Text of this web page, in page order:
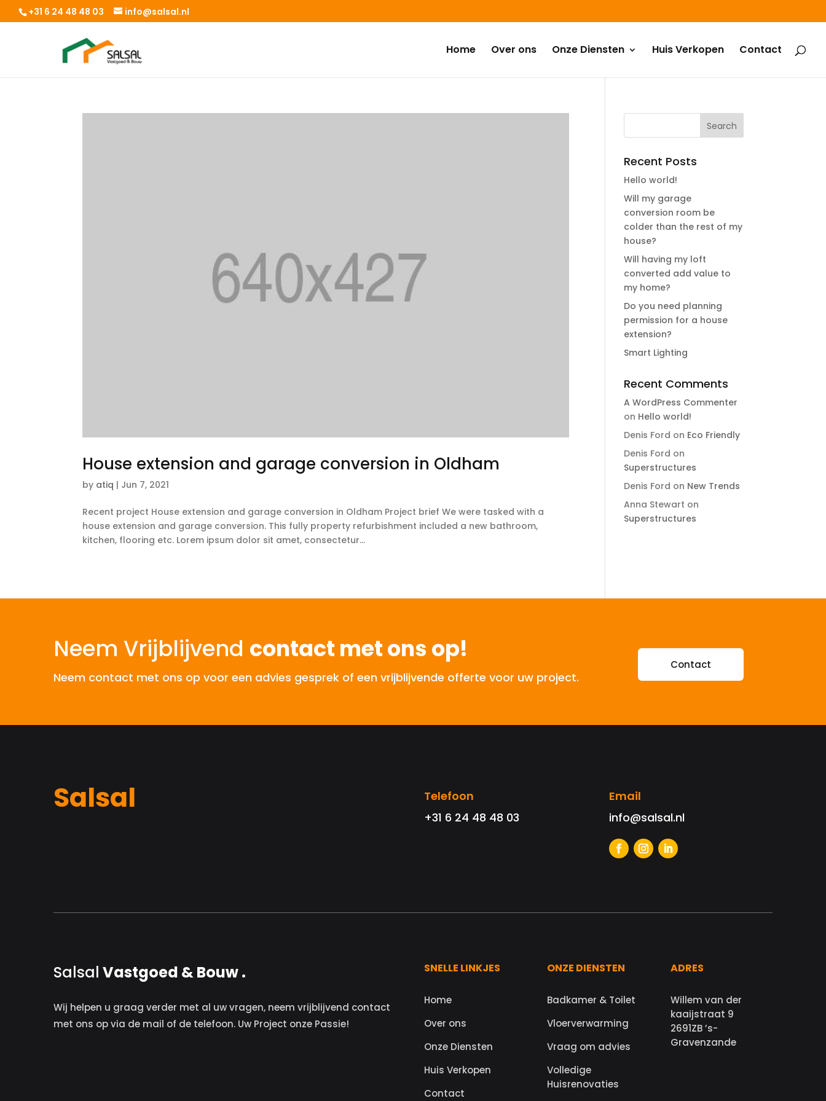
+31 6 24 48 48 03 info@salsal.nl
Home Over ons Onze Diensten Huis Verkopen Contact
House extension and garage conversion in Oldham
by atiq | Jun 7, 2021
Recent project House extension and garage conversion in Oldham Project brief We were tasked with a
house extension and garage conversion. This fully property refurbishment included a new bathroom,
kitchen, flooring etc. Lorem ipsum dolor sit amet, consectetur...
Recent Posts
Hello world!
Will my garage
conversion room be
colder than the rest of my
house?
Will having my loft
converted add value to
my home?
Do you need planning
permission for a house
extension?
Smart Lighting
Recent Comments
A WordPress Commenter
on Hello world!
Denis Ford on Eco Friendly
Denis Ford on
Superstructures
Denis Ford on New Trends
Anna Stewart on
Superstructures
Neem Vrijblijvend contact met ons op!
Neem contact met ons op voor een advies gesprek of een vrijblijvende offerte voor uw project.
Contact
Salsal
Telefoon
+31 6 24 48 48 03
Email
info@salsal.nl
Salsal Vastgoed & Bouw .
Wij helpen u graag verder met al uw vragen, neem vrijblijvend contact
met ons op via de mail of de telefoon. Uw Project onze Passie!
SNELLE LINKJES
Home
Over ons
Onze Diensten
Huis Verkopen
Contact
ONZE DIENSTEN
Badkamer & Toilet
Vloerverwarming
Vraag om advies
Volledige
Huisrenovaties
ADRES
Willem van der
kaaijstraat 9
2691ZB ’s-
Gravenzande